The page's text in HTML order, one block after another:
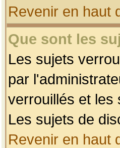
Revenir en haut
Que sont les
Les sujets
par
verrouillés et les
Les sujets de
Revenir en haut